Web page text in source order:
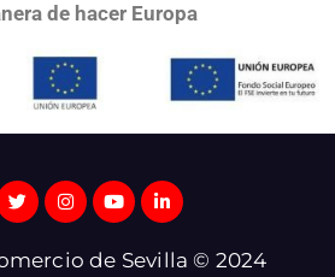
de hacer Europa
de Sevilla © 2024